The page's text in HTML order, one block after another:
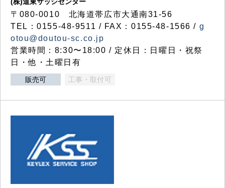
〒080-0010 北海道帯広市大通南31-56
TEL：0155-48-9511 / FAX：0155-48-1566 / g
otou@doutou-sc.co.jp
営業時間：8:30〜18:00 / 定休日：日曜日・祝祭
日・他・土曜日有
販売可 工事・取付可